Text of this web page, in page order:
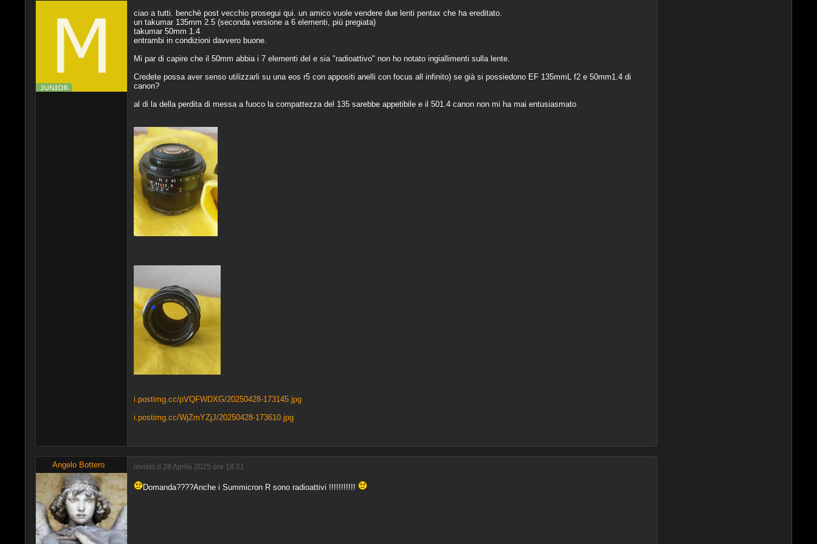
ciao a tutti. benchè post vecchio prosegui qui. un amico vuole vendere due lenti pentax che ha ereditato.
un takumar 135mm 2.5 (seconda versione a 6 elementi, più pregiata)
takumar 50mm 1.4
entrambi in condizioni davvero buone.
Mi par di capire che il 50mm abbia i 7 elementi del e sia "radioattivo" non ho notato ingiallimenti sulla lente.
Credete possa aver senso utilizzarli su una eos r5 con appositi anelli con focus all infinito) se già si possiedono EF 135mmL f2 e 50mm1.4 di
canon?
al di la della perdita di messa a fuoco la compattezza del 135 sarebbe appetibile e il 501.4 canon non mi ha mai entusiasmato
i.postimg.cc/pVQFWDXG/20250428-173145.jpg
i.postimg.cc/WjZmYZjJ/20250428-173610.jpg
Angelo Bottero inviato il 28 Aprile 2025 ore 18:21
Domanda????Anche i Summicron R sono radioattivi !!!!!!!!!!!